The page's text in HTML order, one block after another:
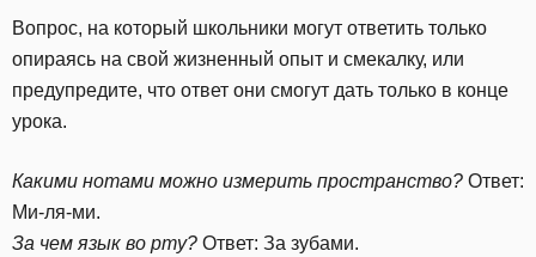
Вопрос, на который школьники могут ответить только
опираясь на свой жизненный опыт и смекалку, или
предупредите, что ответ они смогут дать только в конце
урока.
Какими нотами можно измерить пространство? Ответ:
Ми-ля-ми.
За чем язык во рту? Ответ: За зубами.